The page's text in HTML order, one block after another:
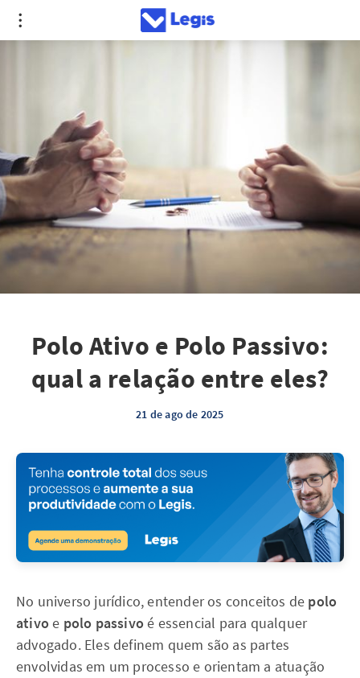
Polo Ativo e Polo Passivo:
qual a relação entre eles?
21 de ago de 2025
No universo jurídico, entender os conceitos de polo
ativo e polo passivo é essencial para qualquer
advogado. Eles definem quem são as partes
envolvidas em um processo e orientam a atuação